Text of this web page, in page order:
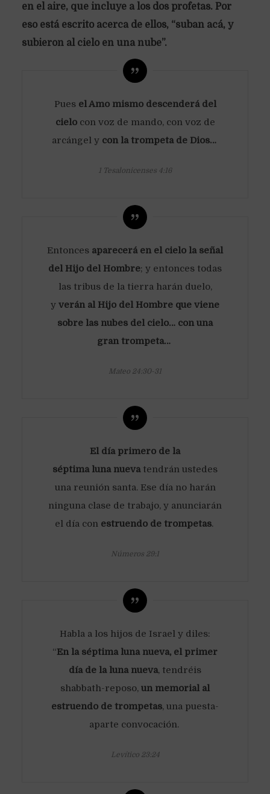
en el aire, que incluye a los dos profetas. Por
eso está escrito acerca de ellos, “suban acá, y
subieron al cielo en una nube”.
Pues el Amo mismo descenderá del
cielocon voz de mando, con voz de
arcángel ycon la trompeta de Dios…
1 Tesalonicenses 4:16
Entonces aparecerá en el cielo la señal
del Hijo del Hombre; y entonces todas
las tribus de la tierra harán duelo,
y verán al Hijo del Hombre que viene
sobre las nubes del cielo… con una
gran trompeta…
Mateo 24:30-31
El día primero de la
séptima luna nuevatendrán ustedes
una reunión santa. Ese día no harán
ninguna clase de trabajo, y anunciarán
el día con estruendo de trompetas.
Números 29:1
Habla a los hijos de Israel y diles:
“En la séptima luna nueva, el primer
día de la luna nueva, tendréis
shabbath-reposo, un memorial al
estruendo de trompetas, una puesta-
aparte convocación.
Levítico 23:24